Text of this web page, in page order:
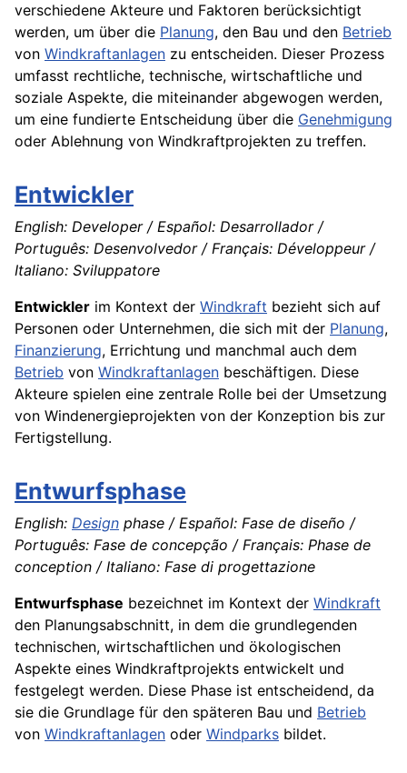
verschiedene Akteure und Faktoren berücksichtigt
werden, um über die Planung, den Bau und den Betrieb
von Windkraftanlagen zu entscheiden. Dieser Prozess
umfasst rechtliche, technische, wirtschaftliche und
soziale Aspekte, die miteinander abgewogen werden,
um eine fundierte Entscheidung über die Genehmigung
oder Ablehnung von Windkraftprojekten zu treffen.
Entwickler
English: Developer / Español: Desarrollador /
Português: Desenvolvedor / Français: Développeur /
Italiano: Sviluppatore
Entwickler im Kontext der Windkraft bezieht sich auf
Personen oder Unternehmen, die sich mit der Planung,
Finanzierung, Errichtung und manchmal auch dem
Betrieb von Windkraftanlagen beschäftigen. Diese
Akteure spielen eine zentrale Rolle bei der Umsetzung
von Windenergieprojekten von der Konzeption bis zur
Fertigstellung.
Entwurfsphase
English: Design phase / Español: Fase de diseño /
Português: Fase de concepção / Français: Phase de
conception / Italiano: Fase di progettazione
Entwurfsphase bezeichnet im Kontext der Windkraft
den Planungsabschnitt, in dem die grundlegenden
technischen, wirtschaftlichen und ökologischen
Aspekte eines Windkraftprojekts entwickelt und
festgelegt werden. Diese Phase ist entscheidend, da
sie die Grundlage für den späteren Bau und Betrieb
von Windkraftanlagen oder Windparks bildet.